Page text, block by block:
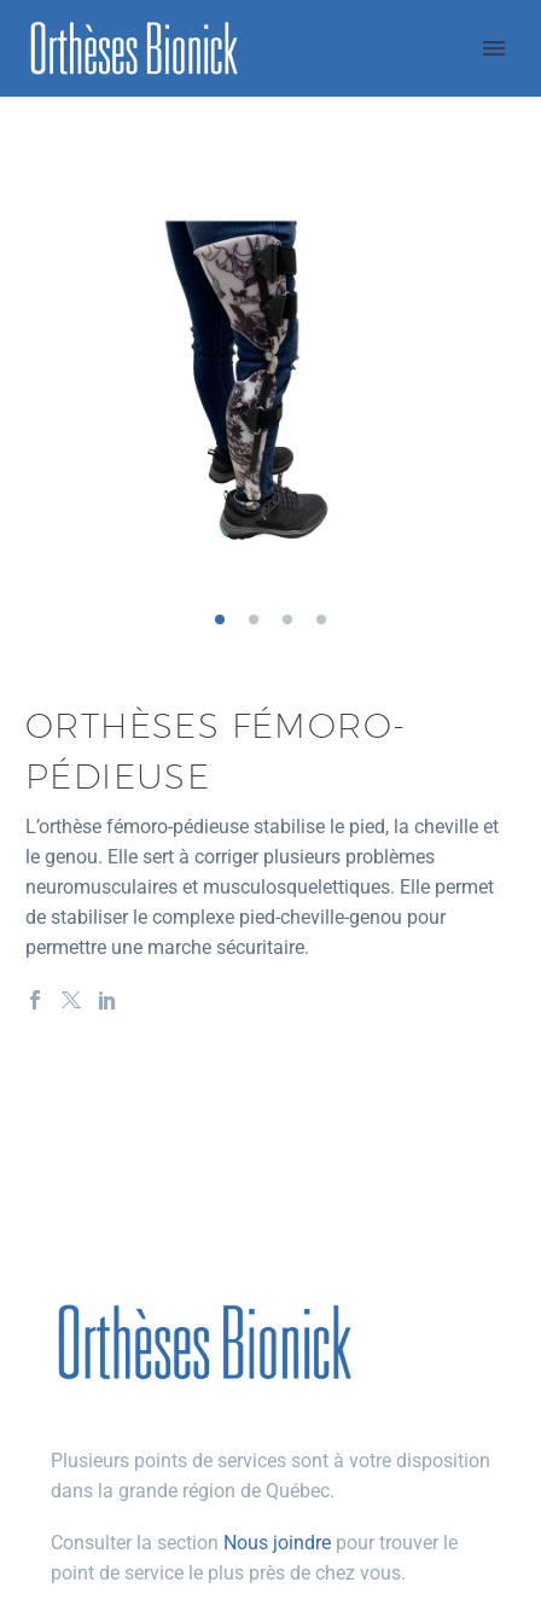
ORTHÈSES FÉMORO-
PÉDIEUSE
L’orthèse fémoro-pédieuse stabilise le pied, la cheville et
le genou. Elle sert à corriger plusieurs problèmes
neuromusculaires et musculosquelettiques. Elle permet
de stabiliser le complexe pied-cheville-genou pour
permettre une marche sécuritaire.
Plusieurs points de services sont à votre disposition
dans la grande région de Québec.
Consulter la section Nous joindre pour trouver le
point de service le plus près de chez vous.